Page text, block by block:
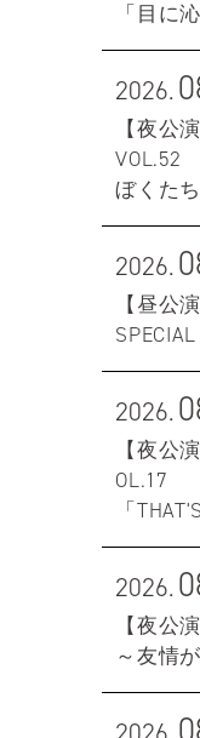
「目に
2026.
【夜公
VOL.52
ぼくた
2026.
【昼公
2026.
【夜公
OL.17
「
2026.
【夜公
～友情